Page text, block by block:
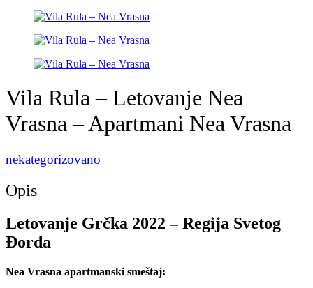
Vila Rula – Letovanje Nea
Vrasna – Apartmani Nea Vrasna
nekategorizovano
Opis
Letovanje Grčka 2022 – Regija Svetog
Đorđa
Nea Vrasna apartmanski smeštaj: